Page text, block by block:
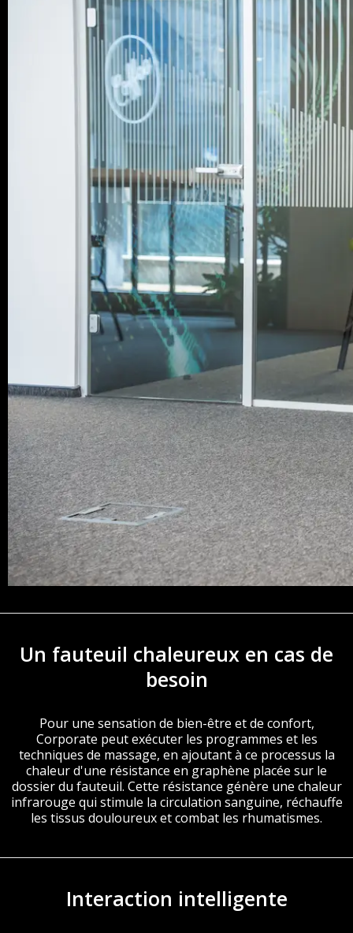
Un fauteuil chaleureux en cas de
besoin
Pour une sensation de bien-être et de confort,
Corporate peut exécuter les programmes et les
techniques de massage, en ajoutant à ce processus la
chaleur d'une résistance en graphène placée sur le
dossier du fauteuil. Cette résistance génère une chaleur
infrarouge qui stimule la circulation sanguine, réchauffe
les tissus douloureux et combat les rhumatismes.
Interaction intelligente